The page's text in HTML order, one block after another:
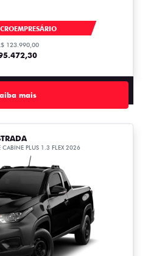
123.990,00
mais
CABINE PLUS 1.3 FLEX 2026